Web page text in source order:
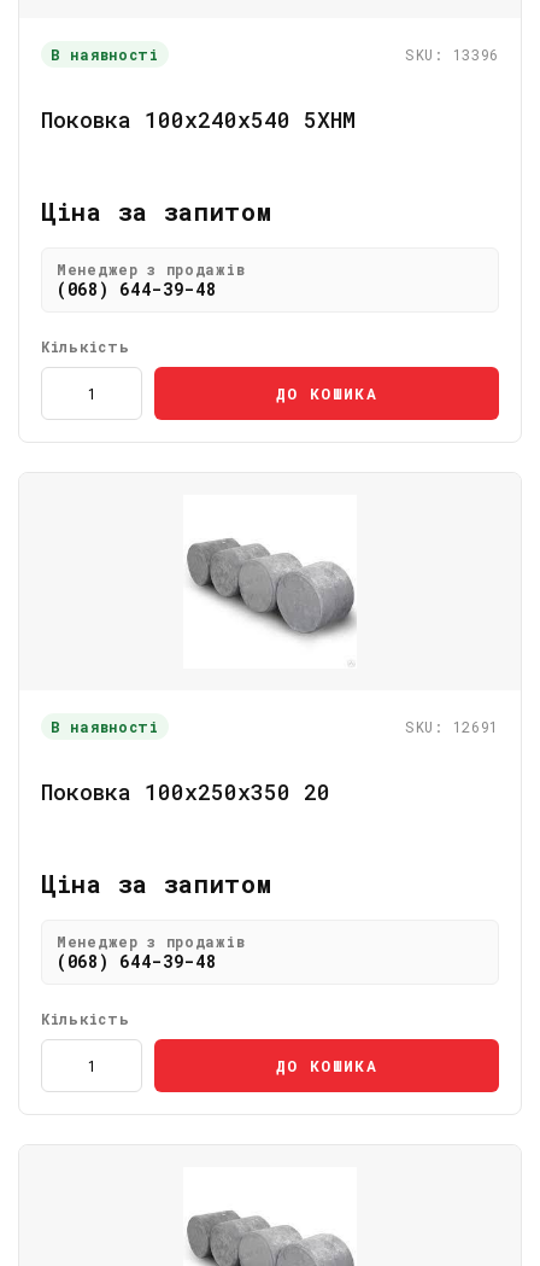
В наявності SKU: 13396
Поковка 100х240х540 5ХНМ
Ціна за запитом
Менеджер з продажів
(068) 644-39-48
Кількість
ДО КОШИКА
В наявності SKU: 12691
Поковка 100х250х350 20
Ціна за запитом
Менеджер з продажів
(068) 644-39-48
Кількість
ДО КОШИКА